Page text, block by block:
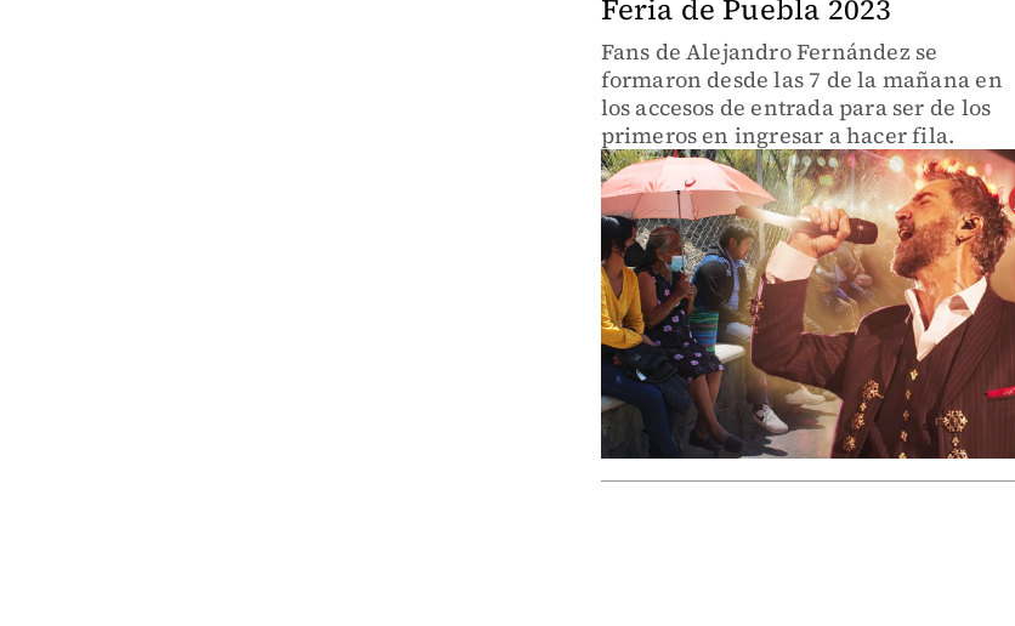
Feria de Puebla 2023
Fans de Alejandro Fernández se
formaron desde las 7 de la mañana en
los accesos de entrada para ser de los
primeros en ingresar a hacer fila.